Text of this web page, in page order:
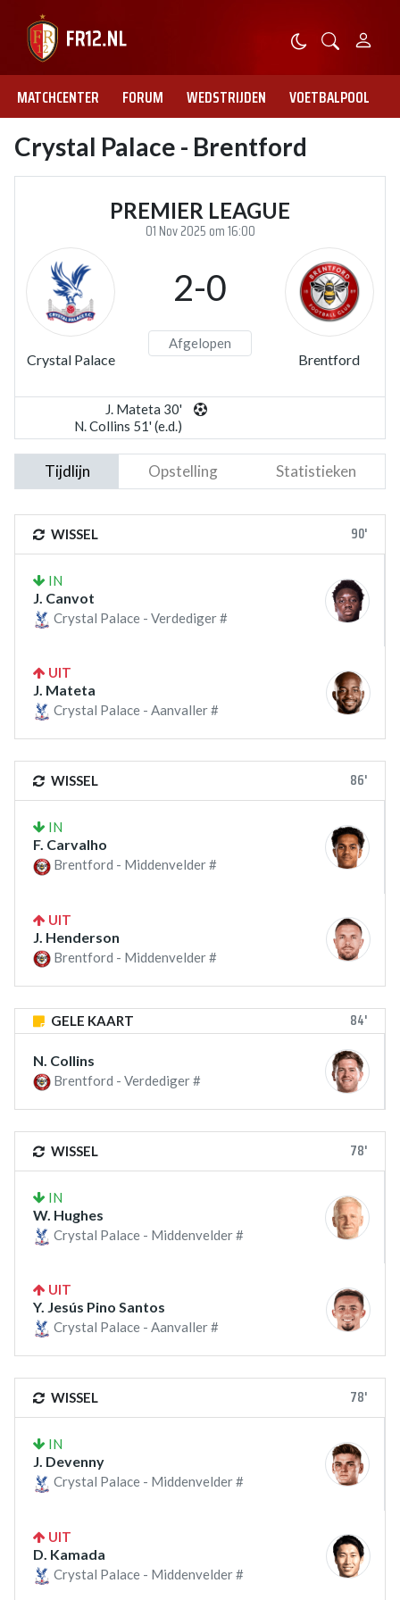
MATCHCENTER FORUM WEDSTRIJDEN VOETBALPOOL
Crystal Palace - Brentford
PREMIER LEAGUE
01 Nov 2025 om 16:00
Crystal Palace
2-0
Afgelopen
Brentford
J. Mateta 30'
N. Collins 51' (e.d.)
Tijdlijn Opstelling Statistieken
WISSEL 90'
IN
J. Canvot
Crystal Palace - Verdediger #
UIT
J. Mateta
Crystal Palace - Aanvaller #
WISSEL 86'
IN
F. Carvalho
Brentford - Middenvelder #
UIT
J. Henderson
Brentford - Middenvelder #
GELE KAART 84'
N. Collins
Brentford - Verdediger #
WISSEL 78'
IN
W. Hughes
Crystal Palace - Middenvelder #
UIT
Y. Jesús Pino Santos
Crystal Palace - Aanvaller #
WISSEL 78'
IN
J. Devenny
Crystal Palace - Middenvelder #
UIT
D. Kamada
Crystal Palace - Middenvelder #